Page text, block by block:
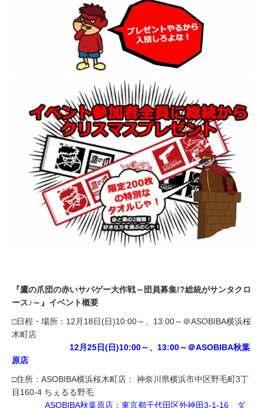
『鷹の爪団の赤いサバゲー大作戦～団員募集!?総統がサンタクロ
ース♪～』イベント概要
□日程・場所：12月18日(日)10:00～、13:00～＠ASOBIBA横浜桜
木町店
12月25日(日)10:00～、13:00～＠ASOBIBA秋葉
原店
□住所：ASOBIBA横浜桜木町店： 神奈川県横浜市中区野毛町3丁
目160-4 ちぇるる野毛
ASOBIBA秋葉原店：東京都千代田区外神田3-1-16 ダ